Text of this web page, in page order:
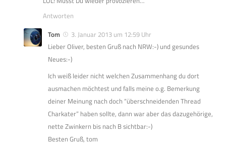
Antworten
Tom
3. Januar 2013 um 12:59 Uhr
Lieber Oliver, besten Gruß nach NRW:-) und gesundes
Neues:-)
Ich weiß leider nicht welchen Zusammenhang du dort
ausmachen möchtest und falls meine o.g. Bemerkung
deiner Meinung nach doch “überschneidenden Thread
Charkater” haben sollte, dann war aber das dazugehörige,
nette Zwinkern bis nach B sichtbar:-)
Besten Gruß, tom